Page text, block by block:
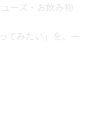
ーズ・お飲み物
てみたい」を、一